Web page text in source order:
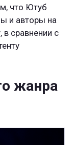
что Ютуб
и авторы на
в сравнении с
жанра